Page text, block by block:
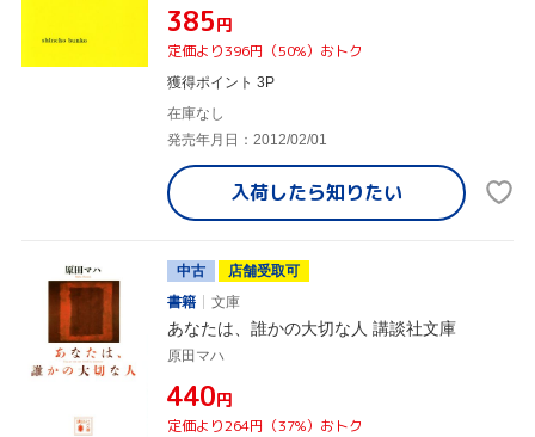
¥385円
定価より396円（50%）おトク
獲得ポイント 3P
在庫なし
発売年月日：2012/02/01
入荷したら知りたい
中古
店舗受取可
書籍
文庫
あなたは、誰かの大切な人 講談社文庫
原田マハ
¥440円
定価より264円（37%）おトク